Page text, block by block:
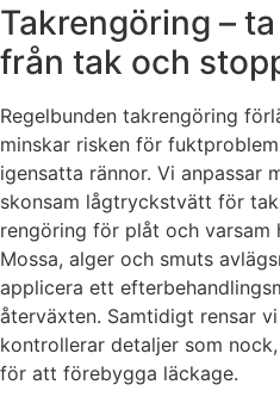
Takrengöring –
från tak och
Regelbunden takrengöring
minskar risken för
igensatta rännor. Vi anpassar
skonsam lågtryckstvätt för
rengöring för plåt och varsam
Mossa, alger och smuts
applicera ett
återväxten. Samtidigt rensar
kontrollerar detaljer som
för att förebygga läckage.